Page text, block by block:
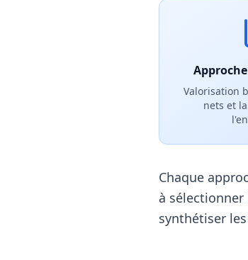
Valorisation
nets et
Chaque
à
synthétiser